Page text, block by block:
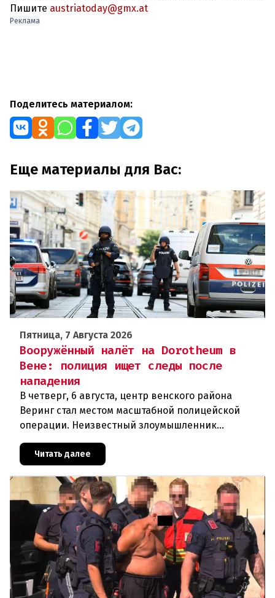
Пишите austriatoday@gmx.at
Реклама
Поделитесь материалом:
Еще материалы для Вас:
Пятница, 7 Августа 2026
Вооружённый налёт на Dorotheum в
Вене: полиция ищет следы после
нападения
В четверг, 6 августа, центр венского района
Веринг стал местом масштабной полицейской
операции. Неизвестный злоумышленник
совершил вооружённое нападение на филиал
знаменитого аукционного дома Dorotheu
Читать далее